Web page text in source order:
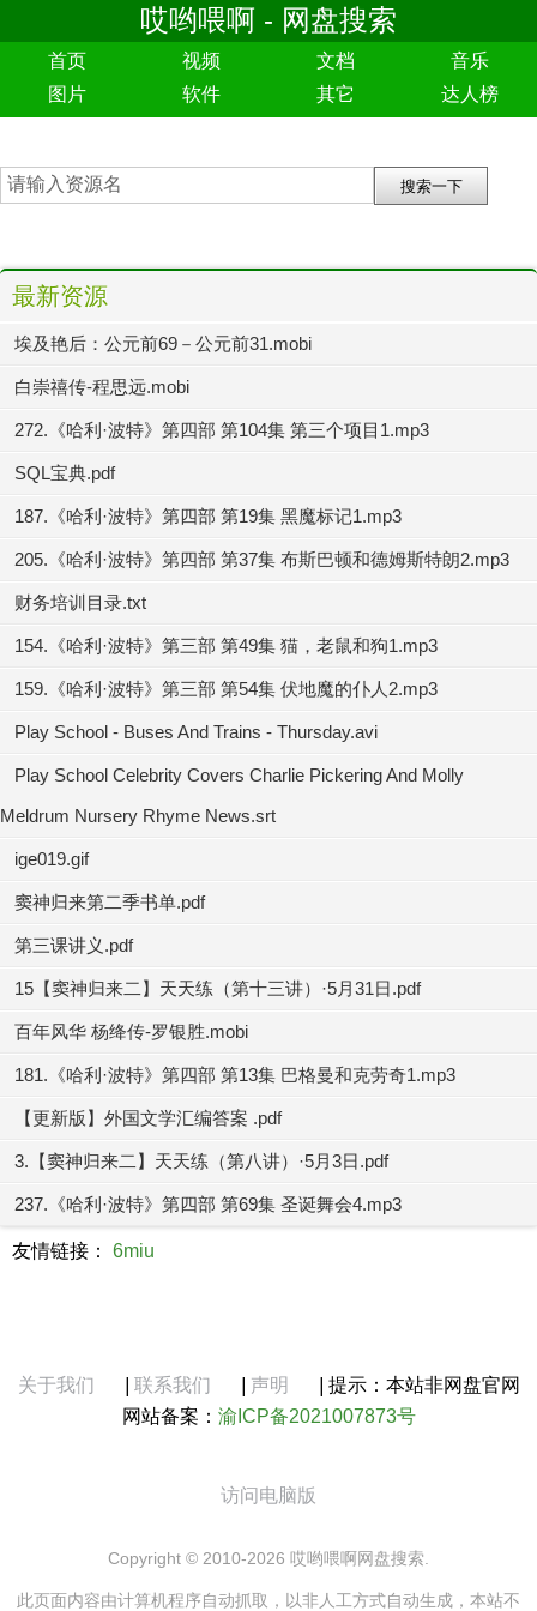
哎哟喂啊 - 网盘搜索
首页 视频 文档
音乐
图片
软件 其它 达人榜
最新资源
埃及艳后：公元前69－公元前31.mobi
白崇禧传-程思远.mobi
272.《哈利·波特》第四部 第104集 第三个项目1.mp3
SQL宝典.pdf
187.《哈利·波特》第四部 第19集 黑魔标记1.mp3
205.《哈利·波特》第四部 第37集 布斯巴顿和德姆斯特朗2.mp3
财务培训目录.txt
154.《哈利·波特》第三部 第49集 猫，老鼠和狗1.mp3
159.《哈利·波特》第三部 第54集 伏地魔的仆人2.mp3
Play School - Buses And Trains - Thursday.avi
Play School Celebrity Covers Charlie Pickering And Molly
Meldrum Nursery Rhyme News.srt
ige019.gif
窦神归来第二季书单.pdf
第三课讲义.pdf
15【窦神归来二】天天练（第十三讲）·5月31日.pdf
百年风华 杨绛传-罗银胜.mobi
181.《哈利·波特》第四部 第13集 巴格曼和克劳奇1.mp3
【更新版】外国文学汇编答案 .pdf
3.【窦神归来二】天天练（第八讲）·5月3日.pdf
237.《哈利·波特》第四部 第69集 圣诞舞会4.mp3
友情链接： 6miu
关于我们 联系我们 声明
提示：本站非网盘官网
网站备案： 渝ICP备2021007873号
访问电脑版
Copyright © 2010-2026 哎哟喂啊网盘搜索.
此页面内容由计算机程序自动抓取，以非人工方式自动生成，本站不